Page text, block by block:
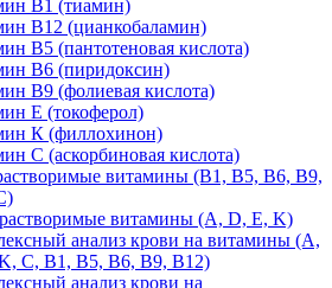
В1 (тиамин)
В12 (цианкобаламин)
В5 (пантотеновая кислота)
В6 (пиридоксин)
В9 (фолиевая кислота)
Е (токоферол)
К (филлохинон)
С (аскорбиновая кислота)
витамины (B1, B5, B6, В9,
витамины (A, D, E, K)
анализ крови на витамины (A,
C, B1, B5, B6, В9, B12)
анализ крови на